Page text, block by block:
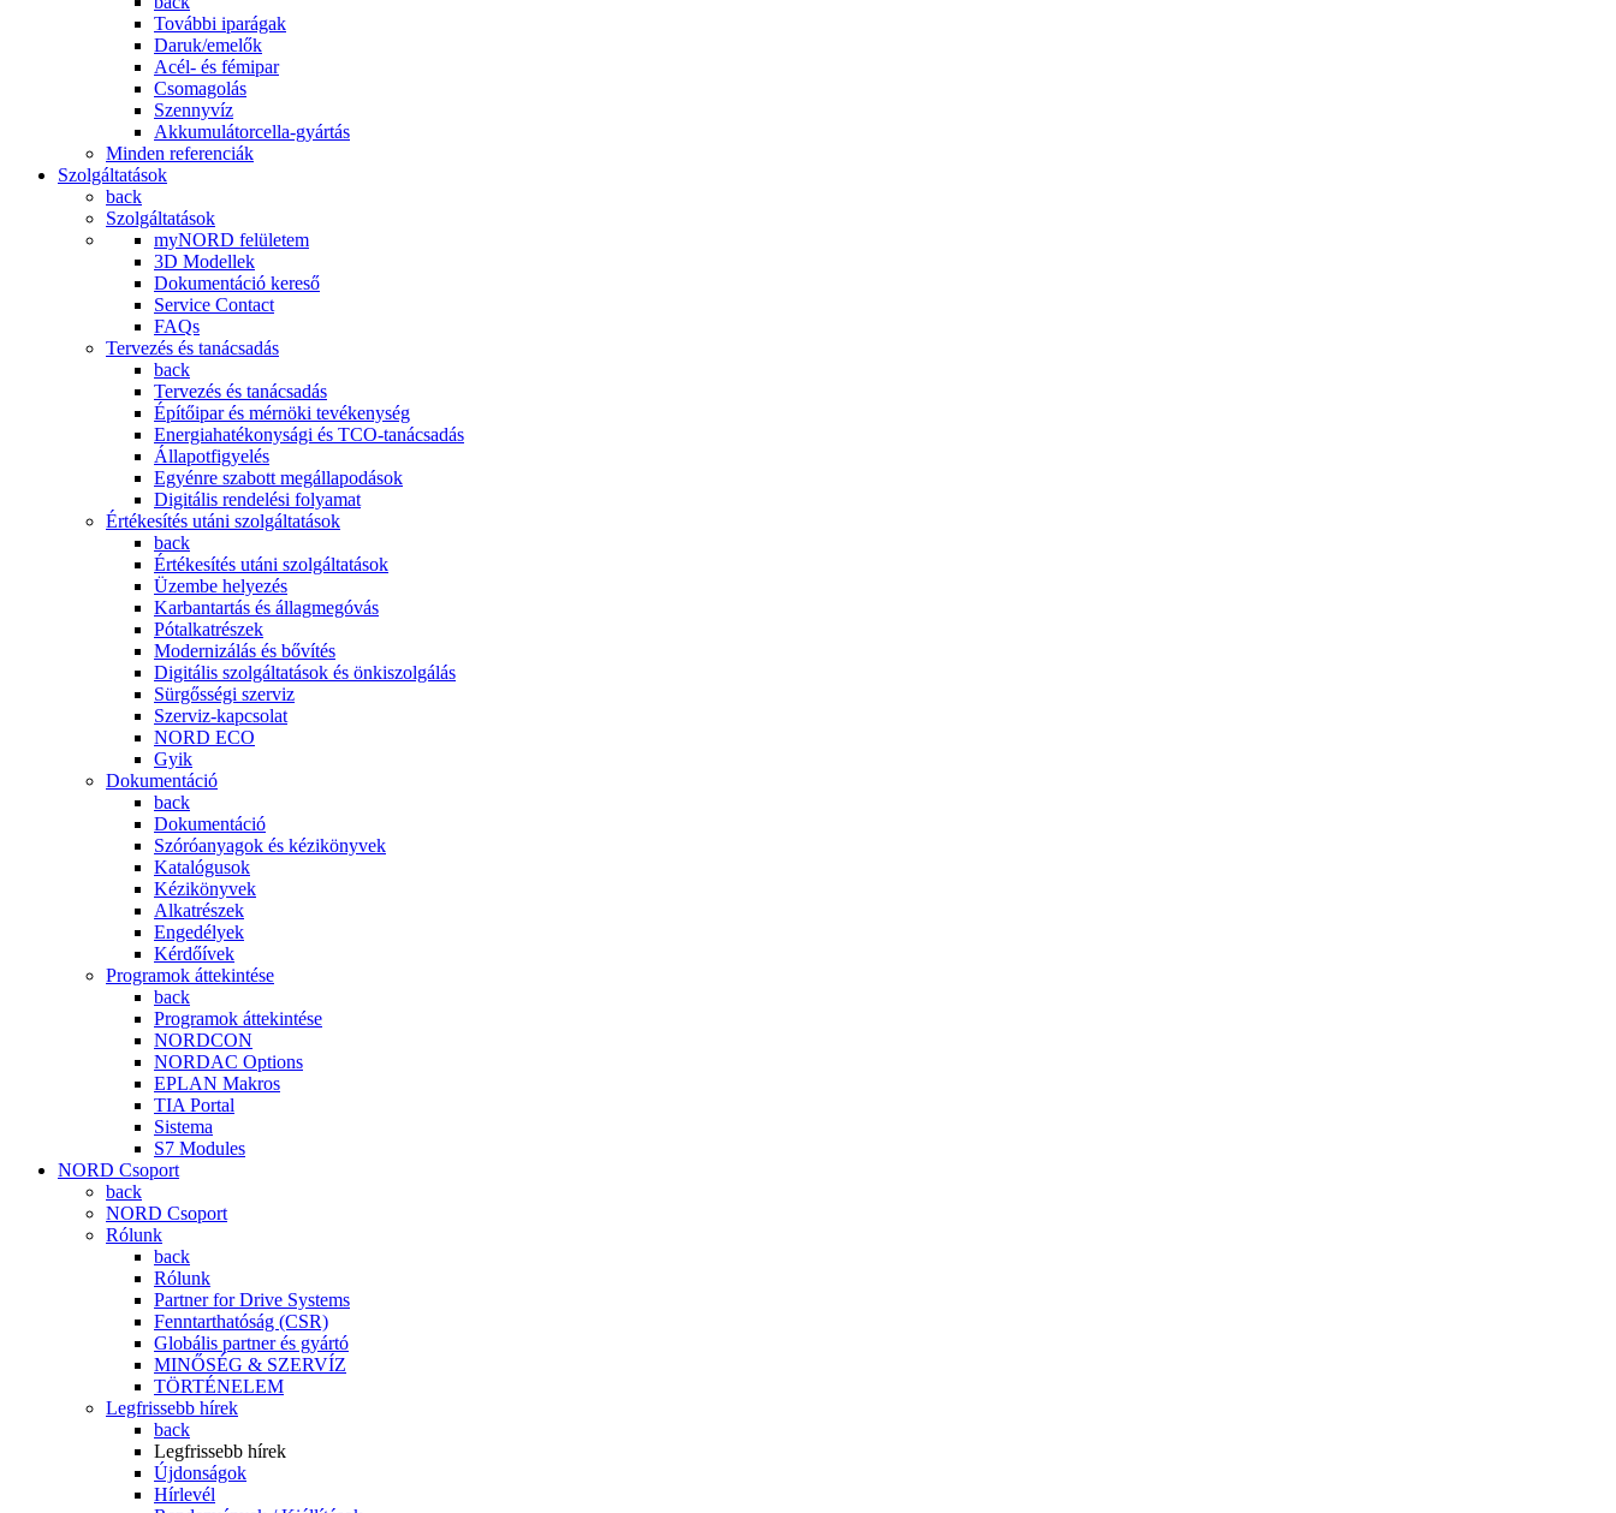
További iparágak
Daruk/emelők
Acél- és fémipar
Csomagolás
Szennyvíz
Akkumulátorcella-gyártás
Minden referenciák
Szolgáltatások
back
Szolgáltatások
myNORD felületem
3D Modellek
Dokumentáció kereső
Service Contact
FAQs
Tervezés és tanácsadás
back
Tervezés és tanácsadás
Építőipar és mérnöki tevékenység
Energiahatékonysági és TCO-tanácsadás
Állapotfigyelés
Egyénre szabott megállapodások
Digitális rendelési folyamat
Értékesítés utáni szolgáltatások
back
Értékesítés utáni szolgáltatások
Üzembe helyezés
Karbantartás és állagmegóvás
Pótalkatrészek
Modernizálás és bővítés
Digitális szolgáltatások és önkiszolgálás
Sürgősségi szerviz
Szerviz-kapcsolat
NORD ECO
Gyik
Dokumentáció
back
Dokumentáció
Szóróanyagok és kézikönyvek
Katalógusok
Kézikönyvek
Alkatrészek
Engedélyek
Kérdőívek
Programok áttekintése
back
Programok áttekintése
NORDCON
NORDAC Options
EPLAN Makros
TIA Portal
Sistema
S7 Modules
NORD Csoport
back
NORD Csoport
Rólunk
back
Rólunk
Partner for Drive Systems
Fenntarthatóság (CSR)
Globális partner és gyártó
MINŐSÉG & SZERVÍZ
TÖRTÉNELEM
Legfrissebb hírek
back
Legfrissebb hírek
Újdonságok
Hírlevél